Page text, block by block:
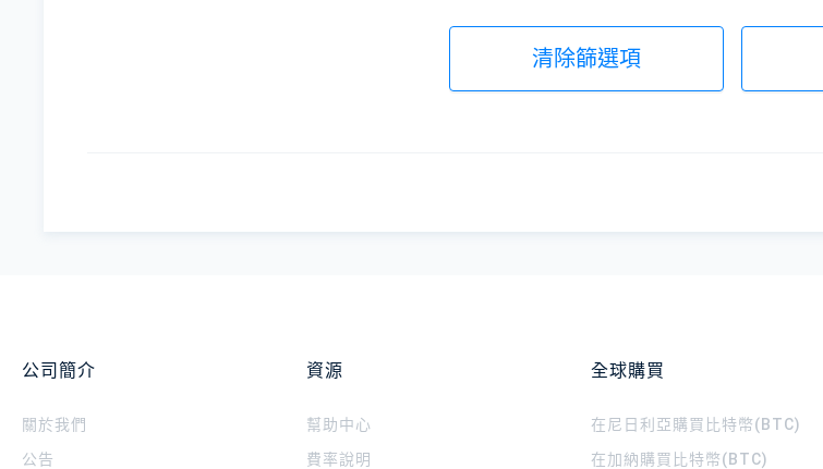
清除篩選項
公司簡介
關於我們
公告
資源
幫助中心
費率說明
全球購買
在尼日利亞購買比特幣(BTC)
在加納購買比特幣(BTC)